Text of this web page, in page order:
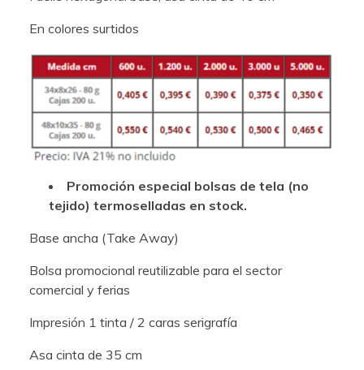
En colores surtidos
Promoción especial bolsas de tela (no
tejido) termoselladas en stock.
Base ancha (Take Away)
Bolsa promocional reutilizable para el sector
comercial y ferias
Impresión 1 tinta / 2 caras serigrafía
Asa cinta de 35 cm